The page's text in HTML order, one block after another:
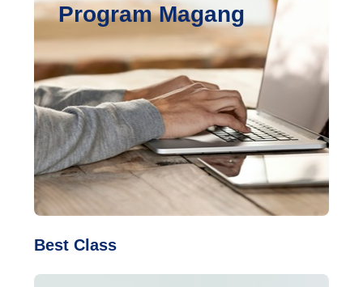
Program Magang
Best Class